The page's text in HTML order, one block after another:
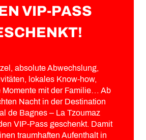
VIP-PASS
absolute Abwechslung,
lokales Know-how,
Momente mit der Familie… Ab
Nacht in der Destination
de Bagnes – La Tzoumaz
VIP-Pass geschenkt. Damit
traumhaften Aufenthalt in